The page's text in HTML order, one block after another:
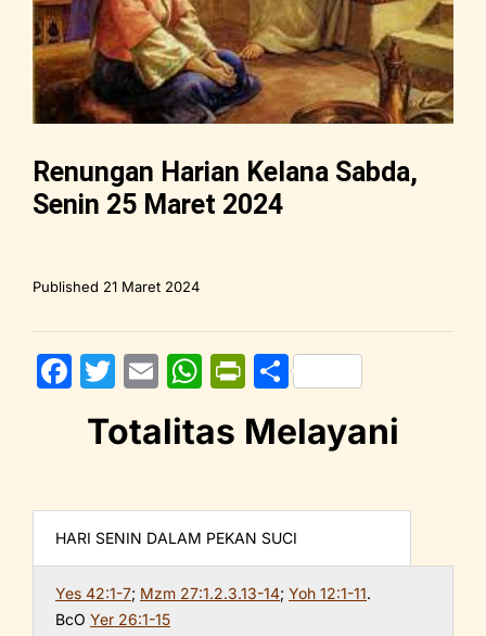
Renungan Harian Kelana Sabda,
Senin 25 Maret 2024
Published 21 Maret 2024
F
b
o
o
k
T
itt
E
ai
W
at
A
p
p
Pr
tF
e
n
dl
y
S
ar
Totalitas Melayani
HARI SENIN DALAM PEKAN SUCI
Yes 42:1-7; Mzm 27:1.2.3.13-14; Yoh 12:1-11.
BcO Yer 26:1-15